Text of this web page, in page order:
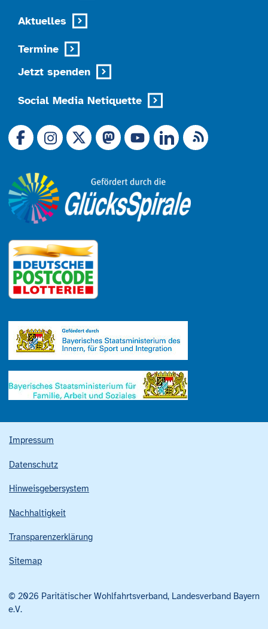
Aktuelles
Termine
Jetzt spenden
Social Media Netiquette
Link zu X (Ex-Twitter)
RSS-Feed
Impressum
Datenschutz
Hinweisgebersystem
Nachhaltigkeit
Transparenzerklärung
Sitemap
© 2026 Paritätischer Wohlfahrtsverband, Landesverband Bayern
e.V.